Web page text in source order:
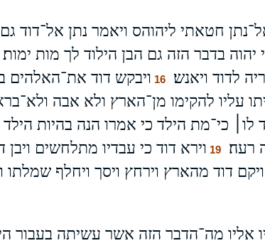
חטאתי ליהוהס ויאמר נתן אל־דוד
בדבר הזה גם הבן הילוד לך מות ימות׃
לדוד ויאנש׃
16 ויבקש דוד את־האלהים
עליו להקימו מן־הארץ ולא אבה
לו׀ כי־מת הילד כי אמרו הנה בהיות
רעה׃
19 וירא דוד כי עבדיו מתלחשים
ויקם דוד מהארץ וירחץ ויסך ויחלף שמלתו
אליו מה־הדבר הזה אשר עשיתה